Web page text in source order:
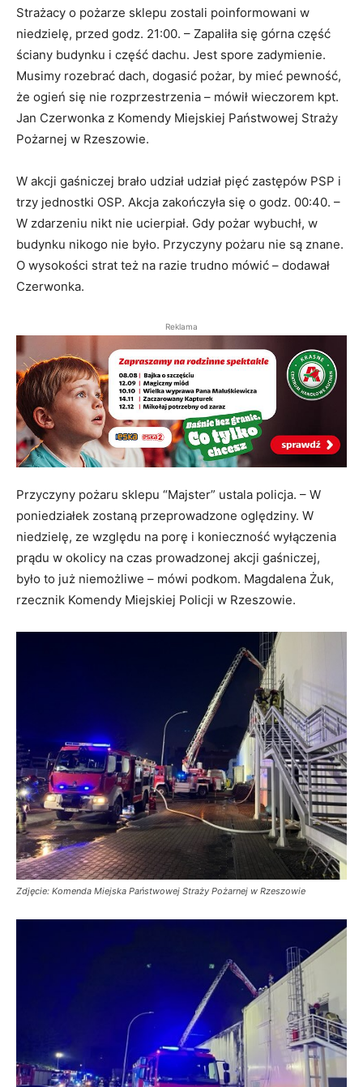
Strażacy o pożarze sklepu zostali poinformowani w
niedzielę, przed godz. 21:00. – Zapaliła się górna część
ściany budynku i część dachu. Jest spore zadymienie.
Musimy rozebrać dach, dogasić pożar, by mieć pewność,
że ogień się nie rozprzestrzenia – mówił wieczorem kpt.
Jan Czerwonka z Komendy Miejskiej Państwowej Straży
Pożarnej w Rzeszowie.
W akcji gaśniczej brało udział udział pięć zastępów PSP i
trzy jednostki OSP. Akcja zakończyła się o godz. 00:40. –
W zdarzeniu nikt nie ucierpiał. Gdy pożar wybuchł, w
budynku nikogo nie było. Przyczyny pożaru nie są znane.
O wysokości strat też na razie trudno mówić – dodawał
Czerwonka.
Reklama
Przyczyny pożaru sklepu “Majster” ustala policja. – W
poniedziałek zostaną przeprowadzone oględziny. W
niedzielę, ze względu na porę i konieczność wyłączenia
prądu w okolicy na czas prowadzonej akcji gaśniczej,
było to już niemożliwe – mówi podkom. Magdalena Żuk,
rzecznik Komendy Miejskiej Policji w Rzeszowie.
Zdjęcie: Komenda Miejska Państwowej Straży Pożarnej w Rzeszowie